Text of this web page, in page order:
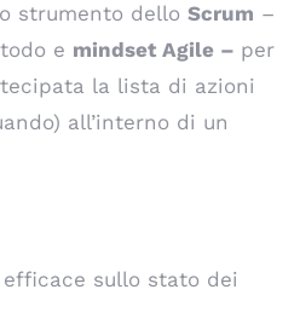
strumento dello Scrum –
e mindset Agile – per
la lista di azioni
all’interno di un
sullo stato dei